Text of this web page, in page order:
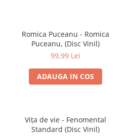
Romica Puceanu - Romica
Puceanu, (Disc Vinil)
99,99 Lei
ADAUGA IN COS
Vița de vie - Fenomental
Standard (Disc Vinil)